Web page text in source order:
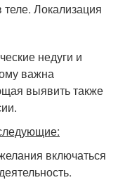
Локализация
недуги и
важна
выявить также
включаться